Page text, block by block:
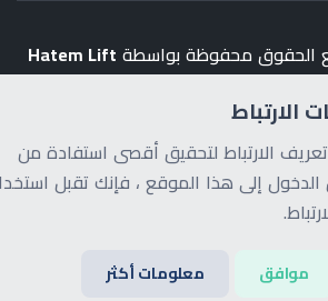
Hatem Lift
الارتباط لتحقيق أقصى استفادة من
إلى هذا الموقع ، فإنك تقبل استخدام
موافق معلومات أكثر